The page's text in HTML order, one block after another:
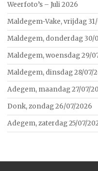
Weerfoto’s – Juli 2026
Maldegem-Vake, vrijdag
Maldegem, donderdag 30/
Maldegem, woensdag 29/
Maldegem, dinsdag 28/07/
Adegem, maandag 27/07/
Donk, zondag 26/07/2026
Adegem, zaterdag 25/07/